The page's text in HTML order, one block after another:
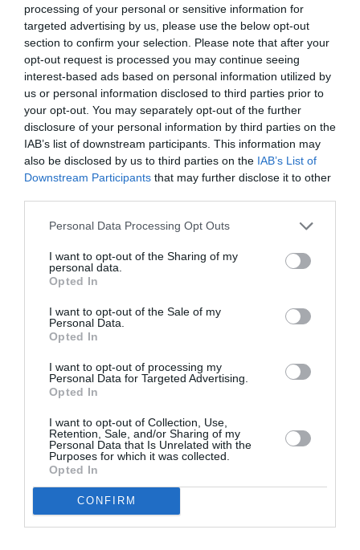
processing of your personal or sensitive information for
targeted advertising by us, please use the below opt-out
section to confirm your selection. Please note that after your
opt-out request is processed you may continue seeing
interest-based ads based on personal information utilized by
us or personal information disclosed to third parties prior to
your opt-out. You may separately opt-out of the further
disclosure of your personal information by third parties on the
IAB’s list of downstream participants. This information may
also be disclosed by us to third parties on the IAB’s List of
Downstream Participants that may further disclose it to other
Personal Data Processing Opt Outs
I want to opt-out of the Sharing of my
personal data.
Opted In
I want to opt-out of the Sale of my
Personal Data.
Opted In
I want to opt-out of processing my
Personal Data for Targeted Advertising.
Opted In
I want to opt-out of Collection, Use,
Retention, Sale, and/or Sharing of my
Personal Data that Is Unrelated with the
Purposes for which it was collected.
Opted In
CONFIRM
30 ως 70 ευρώ
Πληροφορίες / Κρατήσεις:
athenscollege.edu.gr
Ακολουθήστε το Culturenow.gr στοGoogle Newsκαι
μάθετε πρώτοι όλες τις ειδήσεις
Δείτε όλα τατελευταία νέαγια την Τέχνη και τον
Πολιτισμό στοCulturenow.gr
Tags
JAZZ - BLUES - ETHNIC ΣΥΝΑΥΛΙΕΣ 2023
Κάθε βδομάδα στο e-mail σας τα τελευταία νέα για
την Τέχνη και τον Πολιτισμό!
Ακολουθήστε το Culturenow.gr